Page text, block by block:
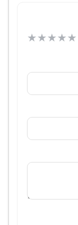
★★★★★